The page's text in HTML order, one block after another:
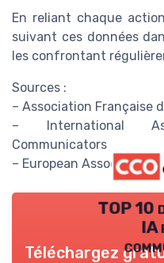
En reliant chaque
suivant ces données
les confrontant
Sources :
– Association Française
– International
Communicators
– European Association
TOP 10
IA
Téléchargez